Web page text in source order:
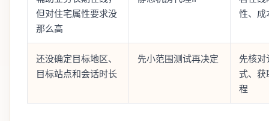
但对住宅属性要求没
那么高
性、成
还没确定目标地区、
目标站点和会话时长
先小范围测试再决定
先核对
式、获
程